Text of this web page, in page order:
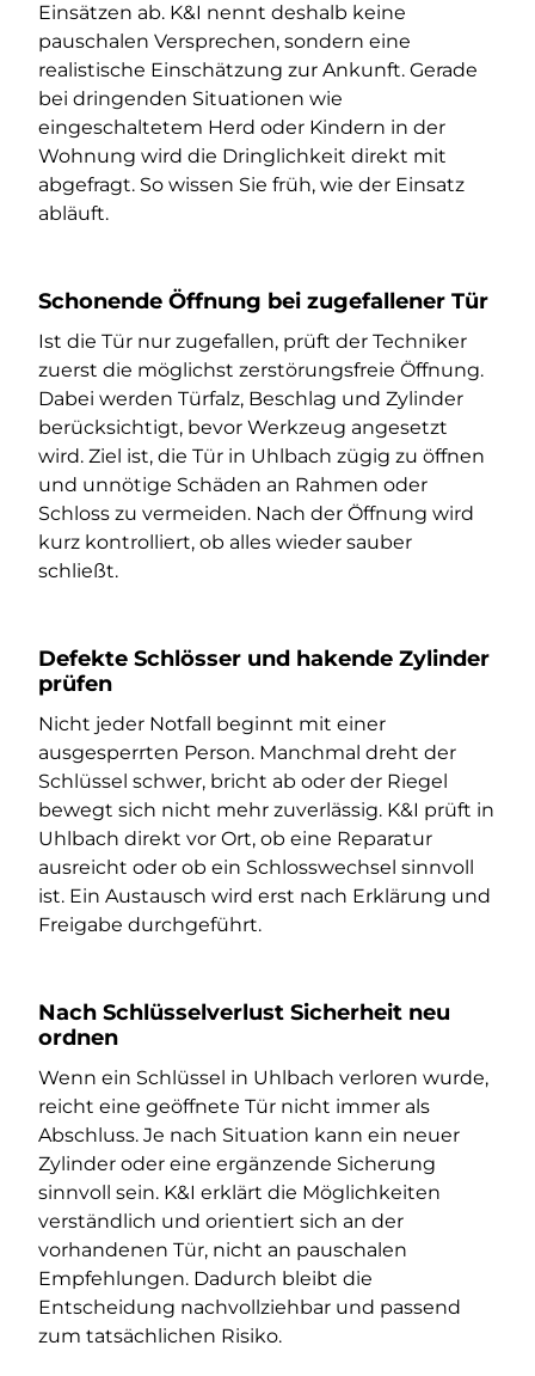
Einsätzen ab. K&I nennt deshalb keine
pauschalen Versprechen, sondern eine
realistische Einschätzung zur Ankunft. Gerade
bei dringenden Situationen wie
eingeschaltetem Herd oder Kindern in der
Wohnung wird die Dringlichkeit direkt mit
abgefragt. So wissen Sie früh, wie der Einsatz
abläuft.
Schonende Öffnung bei zugefallener Tür
Ist die Tür nur zugefallen, prüft der Techniker
zuerst die möglichst zerstörungsfreie Öffnung.
Dabei werden Türfalz, Beschlag und Zylinder
berücksichtigt, bevor Werkzeug angesetzt
wird. Ziel ist, die Tür in Uhlbach zügig zu öffnen
und unnötige Schäden an Rahmen oder
Schloss zu vermeiden. Nach der Öffnung wird
kurz kontrolliert, ob alles wieder sauber
schließt.
Defekte Schlösser und hakende Zylinder
prüfen
Nicht jeder Notfall beginnt mit einer
ausgesperrten Person. Manchmal dreht der
Schlüssel schwer, bricht ab oder der Riegel
bewegt sich nicht mehr zuverlässig. K&I prüft in
Uhlbach direkt vor Ort, ob eine Reparatur
ausreicht oder ob ein Schlosswechsel sinnvoll
ist. Ein Austausch wird erst nach Erklärung und
Freigabe durchgeführt.
Nach Schlüsselverlust Sicherheit neu
ordnen
Wenn ein Schlüssel in Uhlbach verloren wurde,
reicht eine geöffnete Tür nicht immer als
Abschluss. Je nach Situation kann ein neuer
Zylinder oder eine ergänzende Sicherung
sinnvoll sein. K&I erklärt die Möglichkeiten
verständlich und orientiert sich an der
vorhandenen Tür, nicht an pauschalen
Empfehlungen. Dadurch bleibt die
Entscheidung nachvollziehbar und passend
zum tatsächlichen Risiko.